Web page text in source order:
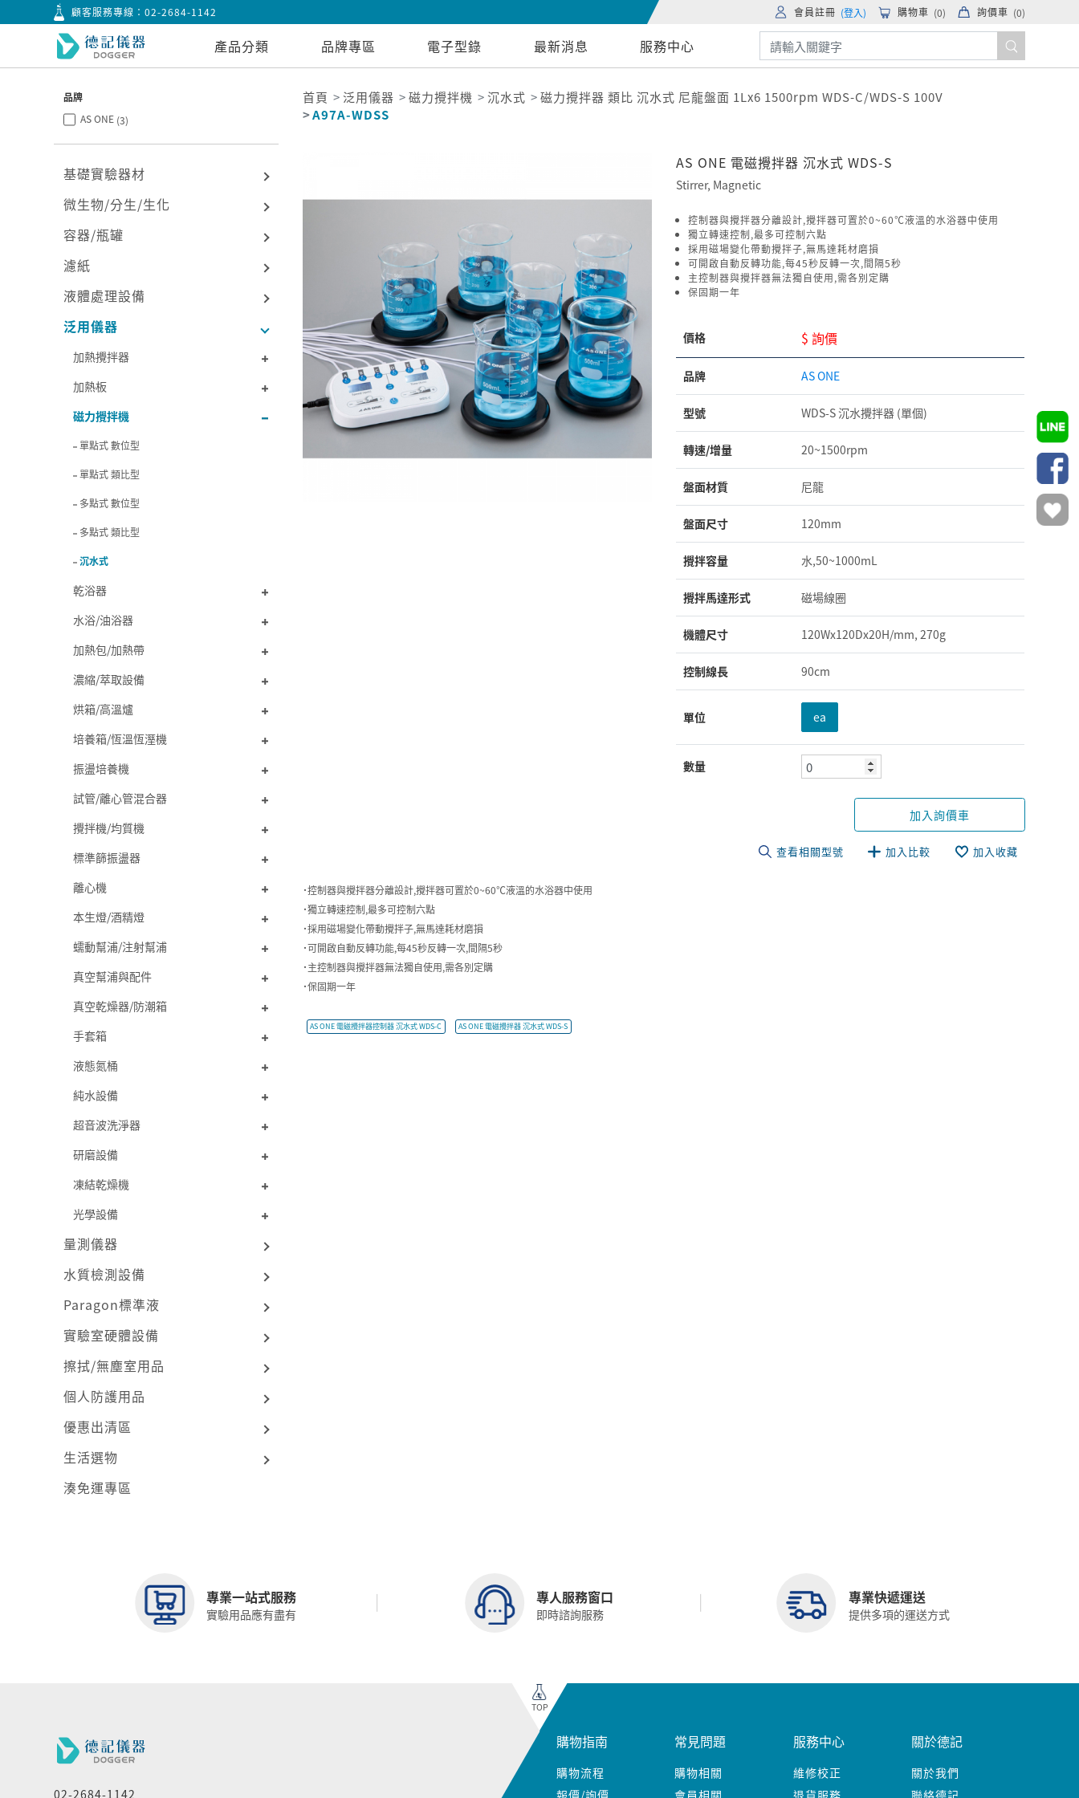
顧客服務專線：02-2684-1142 會員註冊 (登入) 購物車 (0) 詢價車 (0)
產品分類 品牌專區 電子型錄 最新消息 服務中心
品牌
AS ONE (3)
基礎實驗器材
微生物/分生/生化
容器/瓶罐
濾紙
液體處理設備
泛用儀器
加熱攪拌器
加熱板
磁力攪拌機
單點式 數位型
單點式 類比型
多點式 數位型
多點式 類比型
沉水式
乾浴器
水浴/油浴器
加熱包/加熱帶
濃縮/萃取設備
烘箱/高溫爐
培養箱/恆溫恆溼機
振盪培養機
試管/離心管混合器
攪拌機/均質機
標準篩振盪器
離心機
本生燈/酒精燈
蠕動幫浦/注射幫浦
真空幫浦與配件
真空乾燥器/防潮箱
手套箱
液態氮桶
純水設備
超音波洗淨器
研磨設備
凍結乾燥機
光學設備
量測儀器
水質檢測設備
Paragon標準液
實驗室硬體設備
擦拭/無塵室用品
個人防護用品
優惠出清區
生活選物
湊免運專區
首頁 泛用儀器 磁力攪拌機 沉水式
磁力攪拌器 類比 沉水式 尼龍盤面 1Lx6 1500rpm WDS-C/WDS-S 100V
A97A-WDSS
AS ONE 電磁攪拌器 沉水式 WDS-S
Stirrer, Magnetic
控制器與攪拌器分離設計,攪拌器可置於0~60℃液溫的水浴器中使用
獨立轉速控制,最多可控制六點
採用磁場變化帶動攪拌子,無馬達耗材磨損
可開啟自動反轉功能,每45秒反轉一次,間隔5秒
主控制器與攪拌器無法獨自使用,需各別定購
保固期一年
價格 $ 詢價
品牌 AS ONE
型號 WDS-S 沉水攪拌器 (單個)
轉速/增量 20~1500rpm
盤面材質 尼龍
盤面尺寸 120mm
攪拌容量 水,50~1000mL
攪拌馬達形式 磁場線圈
機體尺寸 120Wx120Dx20H/mm, 270g
控制線長 90cm
單位 ea
數量
加入詢價車
查看相關型號 加入比較 加入收藏
˙控制器與攪拌器分離設計,攪拌器可置於0~60℃液溫的水浴器中使用
˙獨立轉速控制,最多可控制六點
˙採用磁場變化帶動攪拌子,無馬達耗材磨損
˙可開啟自動反轉功能,每45秒反轉一次,間隔5秒
˙主控制器與攪拌器無法獨自使用,需各別定購
˙保固期一年
AS ONE 電磁攪拌器控制器 沉水式 WDS-C AS ONE 電磁攪拌器 沉水式 WDS-S
專業一站式服務
實驗用品應有盡有
專人服務窗口
即時諮詢服務
專業快遞運送
提供多項的運送方式
TOP
02-2684-1142
購物指南
購物流程
常見問題
購物相關
服務中心
維修校正
關於德記
關於我們